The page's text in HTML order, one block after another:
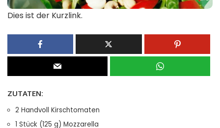
Dies ist der Kurzlink.
ZUTATEN:
2 Handvoll Kirschtomaten
1 Stück (125 g) Mozzarella